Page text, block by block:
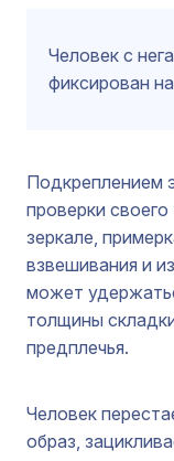
Человек с
фиксирован
Подкреплением
проверки
зеркале,
взвешивания и
может
толщины
предплечья.
Человек
образ,